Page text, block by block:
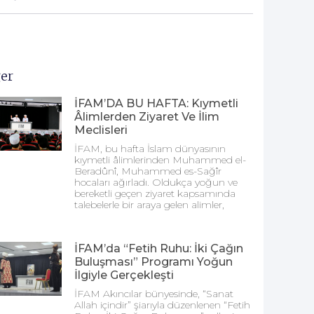
İFAM’DA BU HAFTA: Kıymetli
Âlimlerden Ziyaret Ve İlim
Meclisleri
İFAM, bu hafta İslam dünyasının
kıymetli âlimlerinden Muhammed el-
Beradûnî, Muhammed es-Sağîr
hocaları ağırladı. Oldukça yoğun ve
bereketli geçen ziyaret kapsamında
talebelerle bir araya gelen alimler,
İFAM’da “Fetih Ruhu: İki Çağın
Buluşması” Programı Yoğun
İlgiyle Gerçekleşti
İFAM Akıncılar bünyesinde, “Sanat
Allah içindir” şiarıyla düzenlenen “Fetih